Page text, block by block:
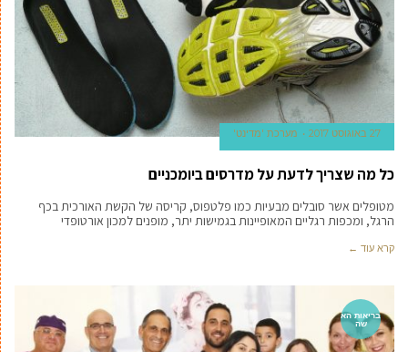
27 באוגוסט 2017 מערכת 'מדינט'
כל מה שצריך לדעת על מדרסים ביומכניים
מטופלים אשר סובלים מבעיות כמו פלטפוס, קריסה של הקשת האורכית בכף
הרגל, ומכפות רגליים המאופיינות בגמישות יתר, מופנים למכון אורטופדי
קרא עוד ←
בריאות הא
שה